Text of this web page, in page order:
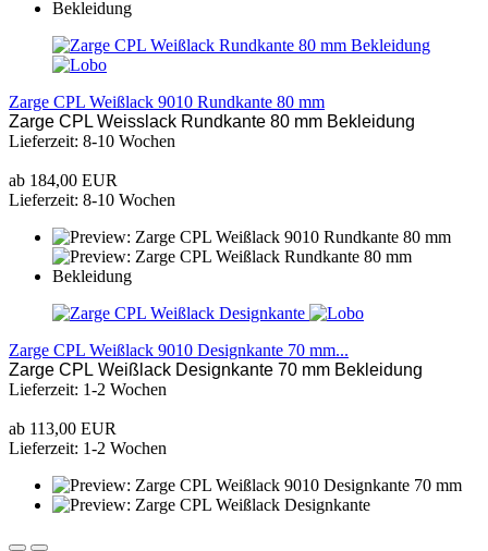
Zarge CPL Weißlack 9010 Rundkante 80 mm
Zarge CPL Weisslack Rundkante 80 mm Bekleidung
Lieferzeit: 8-10 Wochen
ab 184,00 EUR
Lieferzeit: 8-10 Wochen
Zarge CPL Weißlack 9010 Designkante 70 mm...
Zarge CPL Weißlack Designkante 70 mm Bekleidung
Lieferzeit: 1-2 Wochen
ab 113,00 EUR
Lieferzeit: 1-2 Wochen